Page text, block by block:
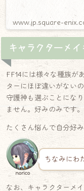
www.jp.square-
キャラクターメイ
FF14には様々な種族が
ターにほぼ違いがないの
守護神も選ぶことにな
ません。好みのみです。
たくさん悩んで自分好
norico
ちなみにわ
なお、キャラクターメ